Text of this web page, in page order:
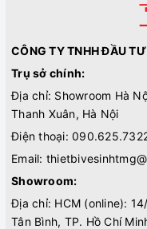
CÔNG TY TNHH ĐẦU
Trụ sở chính:
Địa chỉ: Showroom Hà
Thanh Xuân, Hà Nội
Điện thoại:
Email:
Showroom:
Địa chỉ: HCM (online):
Tân Bình, TP. Hồ Chí